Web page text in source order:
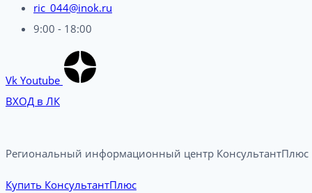
ric_044@inok.ru
9:00 - 18:00
Vk Youtube
ВХОД в ЛК
Региональный информационный центр КонсультантПлюс
Купить КонсультантПлюс